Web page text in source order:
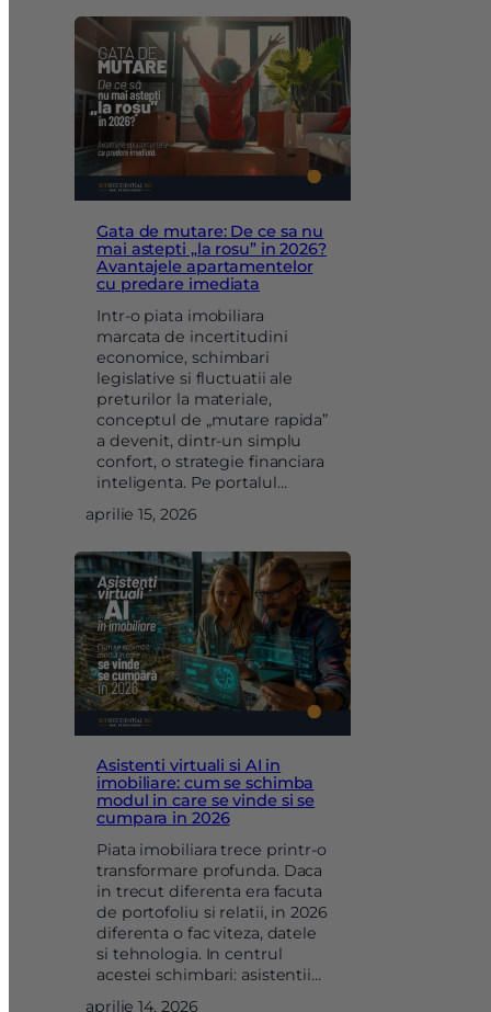
Gata de mutare: De ce sa nu
mai astepti „la rosu” in 2026?
Avantajele apartamentelor
cu predare imediata
Intr-o piata imobiliara
marcata de incertitudini
economice, schimbari
legislative si fluctuatii ale
preturilor la materiale,
conceptul de „mutare rapida”
a devenit, dintr-un simplu
confort, o strategie financiara
inteligenta. Pe portalul…
aprilie 15, 2026
Asistenti virtuali si AI in
imobiliare: cum se schimba
modul in care se vinde si se
cumpara in 2026
Piata imobiliara trece printr-o
transformare profunda. Daca
in trecut diferenta era facuta
de portofoliu si relatii, in 2026
diferenta o fac viteza, datele
si tehnologia. In centrul
acestei schimbari: asistentii…
aprilie 14, 2026